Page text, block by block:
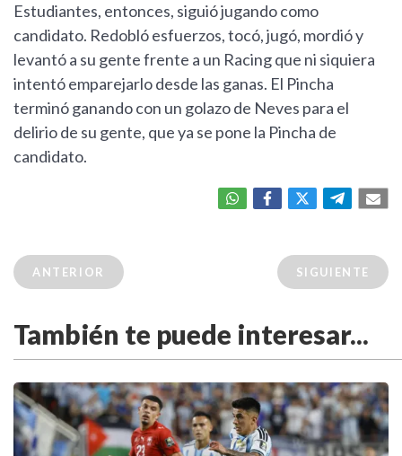
Estudiantes, entonces, siguió jugando como
candidato. Redobló esfuerzos, tocó, jugó, mordió y
levantó a su gente frente a un Racing que ni siquiera
intentó emparejarlo desde las ganas. El Pincha
terminó ganando con un golazo de Neves para el
delirio de su gente, que ya se pone la Pincha de
candidato.
ANTERIOR SIGUIENTE
También te puede interesar...